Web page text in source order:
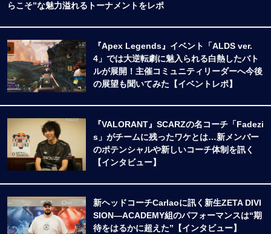
らこそ”な魅力溢れるトーナメントをレポ
『Apex Legends』イベント「ALDS ver.
4」では大逆転劇に魅入られる白熱したバト
ルが展開！主催コミュニティリーダーへ今後
の展望も聞いてみた【イベントレポ】
『VALORANT』SCARZの名コーチ「Fadezi
s」がチームに残ったワケとは…新メンバー
のポテンシャルや新しいコーチ体制を訊く
【インタビュー】
新ヘッドコーチCarlaoに訊く新生ZETA DIVI
SION―ACADEMY組のパフォーマンスは“期
待をはるかに超えた”【インタビュー】